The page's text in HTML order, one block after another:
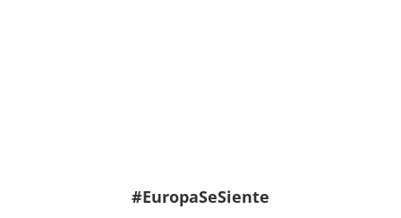
#EuropaSeSiente